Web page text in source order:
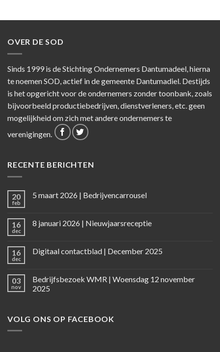
OVER DE SOD
Sinds 1999 is de Stichting Ondernemers Dantumadeel, hierna
te noemen SOD, actief in de gemeente Dantumadiel. Destijds
is het opgericht voor de ondernemers zonder toonbank, zoals
bijvoorbeeld productiebedrijven, dienstverleners, etc. geen
mogelijkheid om zich met andere ondernemers te
verenigingen.
RECENTE BERICHTEN
20
feb
5 maart 2026 | Bedrijvencarrousel
16
dec
8 januari 2026 | Nieuwjaarsreceptie
16
dec
Digitaal contactblad | December 2025
03
nov
Bedrijfsbezoek WMR | Woensdag 12 november
2025
VOLG ONS OP FACEBOOK